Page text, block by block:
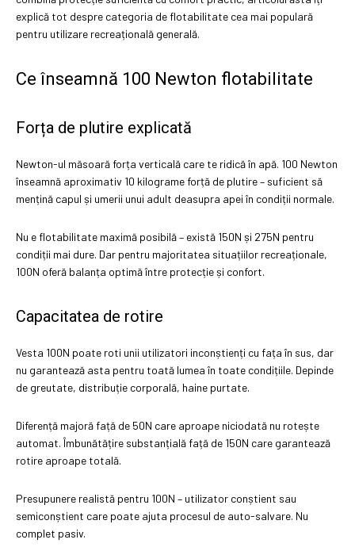
explică tot despre categoria de flotabilitate cea mai populară
pentru utilizare recreațională generală.
Ce înseamnă 100 Newton flotabilitate
Forța de plutire explicată
Newton-ul măsoară forța verticală care te ridică în apă. 100 Newton
înseamnă aproximativ 10 kilograme forță de plutire – suficient să
mențină capul și umerii unui adult deasupra apei în condiții normale.
Nu e flotabilitate maximă posibilă – există 150N și 275N pentru
condiții mai dure. Dar pentru majoritatea situațiilor recreaționale,
100N oferă balanța optimă între protecție și confort.
Capacitatea de rotire
Vesta 100N poate roti unii utilizatori inconștienți cu fața în sus, dar
nu garantează asta pentru toată lumea în toate condițiile. Depinde
de greutate, distribuție corporală, haine purtate.
Diferență majoră față de 50N care aproape niciodată nu rotește
automat. Îmbunătățire substanțială față de 150N care garantează
rotire aproape totală.
Presupunere realistă pentru 100N – utilizator conștient sau
semiconștient care poate ajuta procesul de auto-salvare. Nu
complet pasiv.